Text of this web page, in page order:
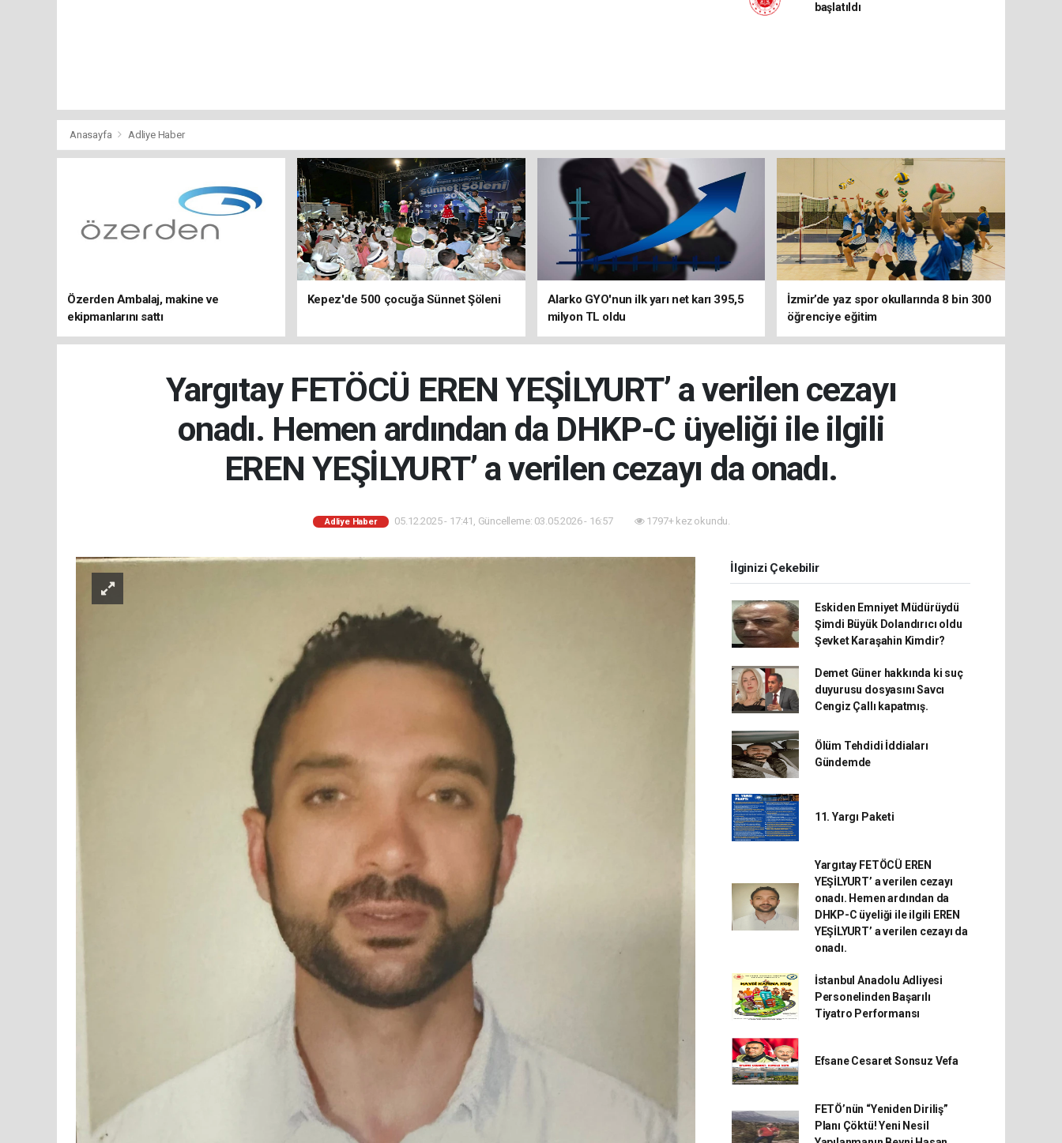
başlatıldı
Anasayfa Adliye Haber
Özerden Ambalaj, makine ve
ekipmanlarını sattı
Kepez'de 500 çocuğa Sünnet Şöleni
Alarko GYO'nun ilk yarı net karı 395,5
milyon TL oldu
İzmir’de yaz spor okullarında 8 bin 300
öğrenciye eğitim
Yargıtay FETÖCÜ EREN YEŞİLYURT’ a verilen cezayı
onadı. Hemen ardından da DHKP-C üyeliği ile ilgili
EREN YEŞİLYURT’ a verilen cezayı da onadı.
Adliye Haber 05.12.2025 - 17:41, Güncelleme: 03.05.2026 - 16:57 1797+ kez okundu.
İlginizi Çekebilir
Eskiden Emniyet Müdürüydü
Şimdi Büyük Dolandırıcı oldu
Şevket Karaşahin Kimdir?
Demet Güner hakkında ki suç
duyurusu dosyasını Savcı
Cengiz Çallı kapatmış.
Ölüm Tehdidi İddiaları
Gündemde
11. Yargı Paketi
Yargıtay FETÖCÜ EREN
YEŞİLYURT’ a verilen cezayı
onadı. Hemen ardından da
DHKP-C üyeliği ile ilgili EREN
YEŞİLYURT’ a verilen cezayı da
onadı.
İstanbul Anadolu Adliyesi
Personelinden Başarılı
Tiyatro Performansı
Efsane Cesaret Sonsuz Vefa
FETÖ’nün “Yeniden Diriliş”
Planı Çöktü! Yeni Nesil